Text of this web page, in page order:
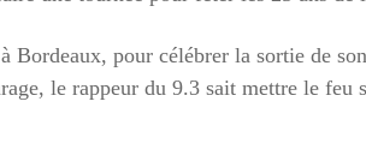
Bordeaux, pour célébrer la sortie de
le rappeur du 9.3 sait mettre le feu